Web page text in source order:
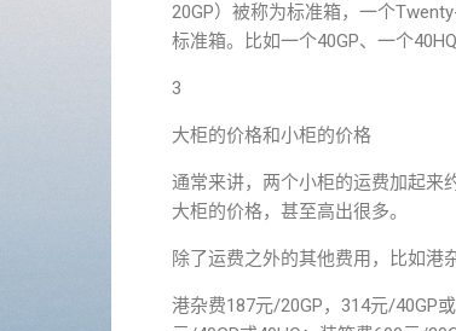
20GP）被称为标准箱，一个
标准箱。比如一个40GP、一个
3
大柜的价格和小柜的价格
通常来讲，两个小柜的运费加起来
大柜的价格，甚至高出很多。
除了运费之外的其他费用，比如港
港杂费187元/20GP，314元/40GP